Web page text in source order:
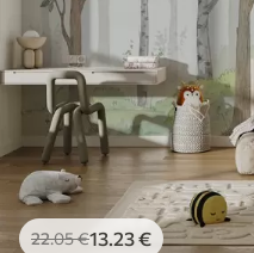
22.05€13.23€